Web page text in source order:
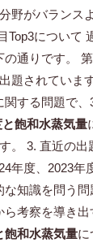
野がバランス
Top3について
通りです。
題されていま
関する問題で
飽和水蒸気量
。 3. 直近の出
年度、2023年
知識を問う
考察を導き
飽和水蒸気量に